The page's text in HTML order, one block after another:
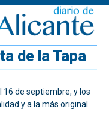
de la Tapa
16 de septiembre, y los
y a la más original.